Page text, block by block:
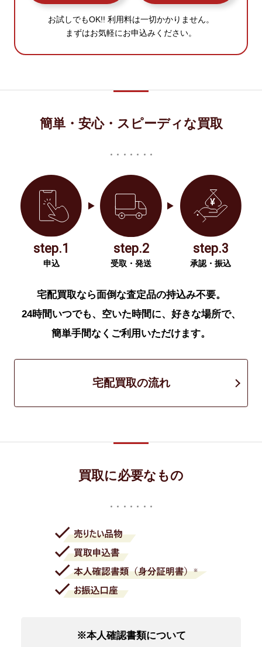
お試しでもOK!! 利用料は一切かかりません。
まずはお気軽にお申込みください。
簡単・安心・スピーディな買取
step.1
申込
step.2
受取・発送
step.3
承認・振込
宅配買取なら面倒な査定品の持込み不要。
24時間いつでも、空いた時間に、好きな場所で、
簡単手間なくご利用いただけます。
宅配買取の流れ
買取に必要なもの
※本人確認書類について